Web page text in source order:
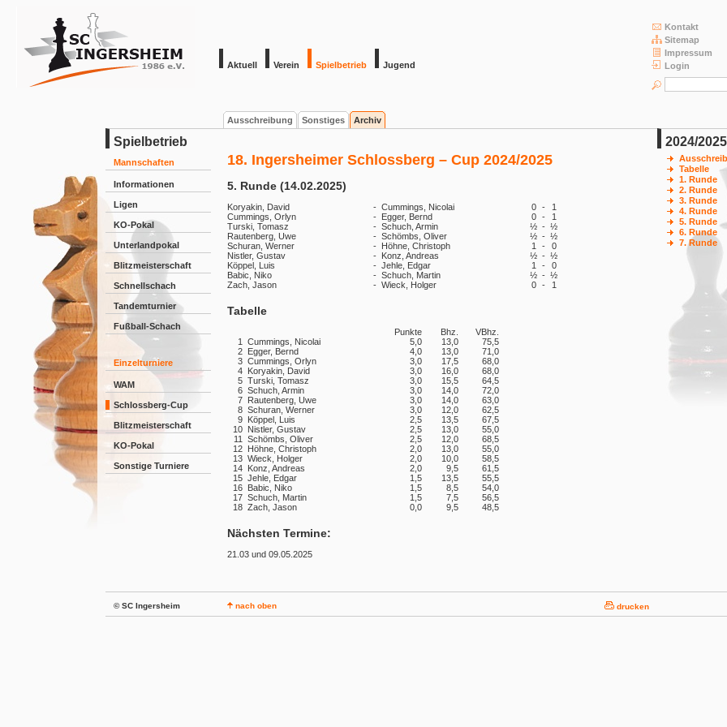
Aktuell Verein Spielbetrieb Jugend
Kontakt
Sitemap
Impressum
Login
Ausschreibung Sonstiges Archiv
Spielbetrieb
Mannschaften
Informationen
Ligen
KO-Pokal
Unterlandpokal
Blitzmeisterschaft
Schnellschach
Tandemturnier
Fußball-Schach
Einzelturniere
WAM
Schlossberg-Cup
Blitzmeisterschaft
KO-Pokal
Sonstige Turniere
18. Ingersheimer Schlossberg – Cup 2024/2025
5. Runde (14.02.2025)
Koryakin, David - Cummings, Nicolai 0 -
1
Cummings, Orlyn
- Egger, Bernd 0 -
1
Turski, Tomasz
- Schuch, Armin ½ - ½
Rautenberg, Uwe
- Schömbs, Oliver ½ - ½
Schuran, Werner
- Höhne, Christoph 1 -
0
Nistler, Gustav
- Konz, Andreas ½ - ½
Köppel, Luis
- Jehle, Edgar 1 -
0
Babic, Niko
- Schuch, Martin ½ - ½
Zach, Jason
- Wieck, Holger 0 - 1
Tabelle
Punkte Bhz.
VBhz.
1
Cummings, Nicolai 5,0 13,0
75,5
2 Egger, Bernd 4,0 13,0
71,0
3 Cummings, Orlyn 3,0 17,5
68,0
4 Koryakin, David 3,0 16,0
68,0
5 Turski, Tomasz 3,0 15,5
64,5
6 Schuch, Armin 3,0 14,0
72,0
7 Rautenberg, Uwe 3,0 14,0
63,0
8 Schuran, Werner 3,0 12,0
62,5
9 Köppel, Luis 2,5 13,5
67,5
10 Nistler, Gustav 2,5 13,0
55,0
11
Schömbs, Oliver 2,5 12,0
68,5
12 Höhne, Christoph 2,0 13,0
55,0
13 Wieck, Holger 2,0 10,0
58,5
14 Konz, Andreas 2,0 9,5
61,5
15 Jehle, Edgar 1,5 13,5
55,5
16 Babic, Niko 1,5 8,5
54,0
17 Schuch, Martin 1,5 7,5
56,5
18 Zach, Jason 0,0 9,5 48,5
Nächsten Termine:
21.03 und 09.05.2025
2024/2025
Tabelle
1. Runde
2. Runde
3. Runde
4. Runde
5. Runde
6. Runde
7. Runde
© SC Ingersheim nach oben drucken